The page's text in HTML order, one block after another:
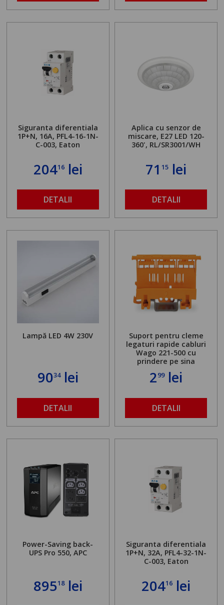
Siguranta diferentiala
1P+N, 16A, PFL4-16-1N-
C-003, Eaton
20416lei
DETALII
Aplica cu senzor de
miscare, E27 LED 120-
360', RL/SR3001/WH
7115 lei
DETALII
Lampă LED 4W 230V
9034lei
DETALII
Suport pentru cleme
legaturi rapide cabluri
Wago 221-500 cu
prindere pe sina
299lei
DETALII
Power-Saving back-
UPS Pro 550, APC
89518lei
Siguranta diferentiala
1P+N, 32A, PFL4-32-1N-
C-003, Eaton
20416 lei